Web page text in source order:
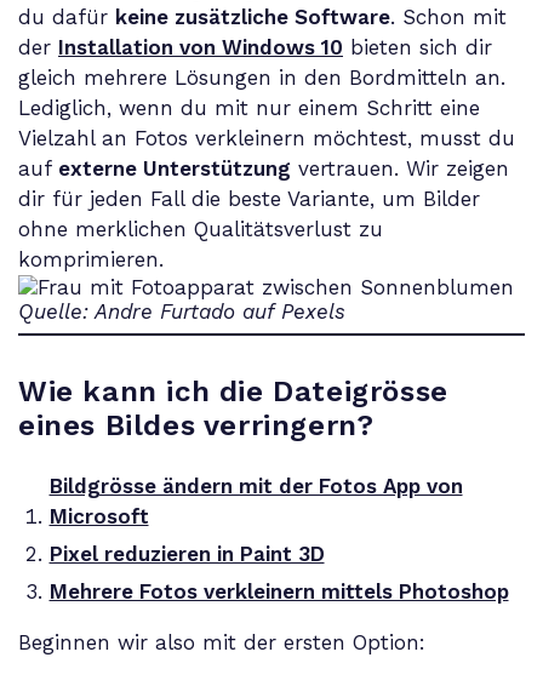
du dafür keine zusätzliche Software. Schon mit
der Installation von Windows 10 bieten sich dir
gleich mehrere Lösungen in den Bordmitteln an.
Lediglich, wenn du mit nur einem Schritt eine
Vielzahl an Fotos verkleinern möchtest, musst du
auf externe Unterstützung vertrauen. Wir zeigen
dir für jeden Fall die beste Variante, um Bilder
ohne merklichen Qualitätsverlust zu
komprimieren.
Quelle: Andre Furtado auf Pexels
Wie kann ich die Dateigrösse
eines Bildes verringern?
Bildgrösse ändern mit der Fotos App von
Microsoft
Pixel reduzieren in Paint 3D
Mehrere Fotos verkleinern mittels Photoshop
Beginnen wir also mit der ersten Option: